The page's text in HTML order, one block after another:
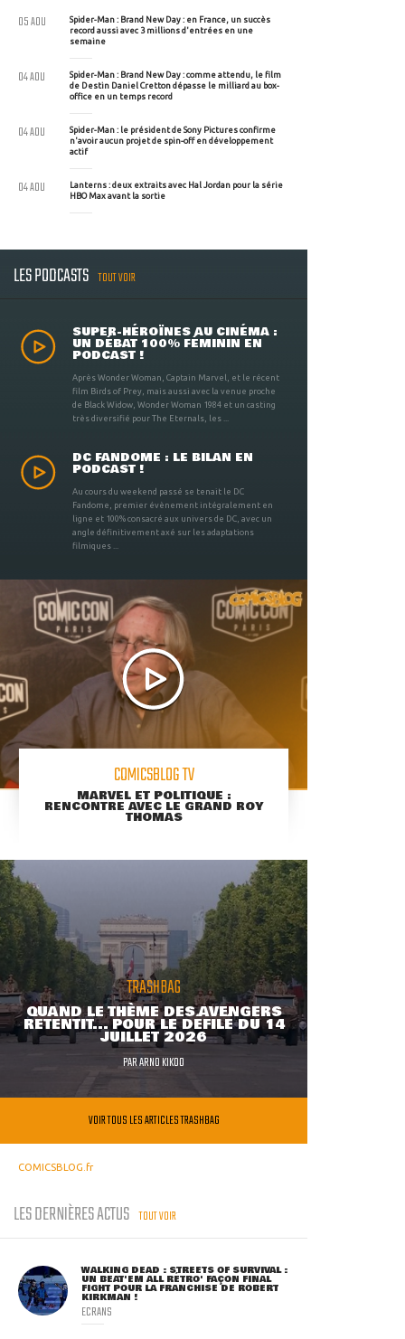
Spider-Man : Brand New Day : en France, un succès
record aussi avec 3 millions d'entrées en une
semaine
05 AOU
Spider-Man : Brand New Day : comme attendu, le film
de Destin Daniel Cretton dépasse le milliard au box-
office en un temps record
04 AOU
Spider-Man : le président de Sony Pictures confirme
n'avoir aucun projet de spin-off en développement
actif
04 AOU
Lanterns : deux extraits avec Hal Jordan pour la série
HBO Max avant la sortie
04 AOU
LES PODCASTS TOUT VOIR
SUPER-HÉROÏNES AU CINÉMA :
UN DÉBAT 100% FÉMININ EN
PODCAST !
Après Wonder Woman, Captain Marvel, et le récent
film Birds of Prey, mais aussi avec la venue proche
de Black Widow, Wonder Woman 1984 et un casting
très diversifié pour The Eternals, les ...
DC FANDOME : LE BILAN EN
PODCAST !
Au cours du weekend passé se tenait le DC
Fandome, premier évènement intégralement en
ligne et 100% consacré aux univers de DC, avec un
angle définitivement axé sur les adaptations
filmiques ...
COMICSBLOG TV
MARVEL ET POLITIQUE :
RENCONTRE AVEC LE GRAND ROY
THOMAS
TRASHBAG
QUAND LE THÈME DES AVENGERS
RETENTIT... POUR LE DÉFILÉ DU 14
JUILLET 2026
PARARNO KIKOO
VOIR TOUS LES ARTICLES TRASHBAG
COMICSBLOG.fr
LES DERNIÈRES ACTUS TOUT VOIR
WALKING DEAD : STREETS OF SURVIVAL :
UN BEAT'EM ALL RÉTRO' FAÇON FINAL
FIGHT POUR LA FRANCHISE DE ROBERT
KIRKMAN !
ECRANS